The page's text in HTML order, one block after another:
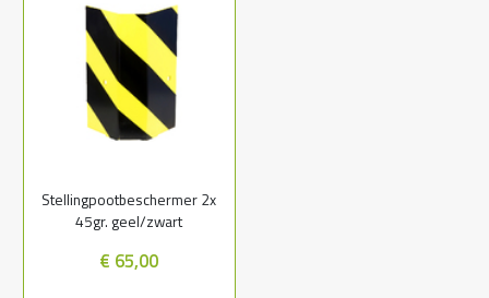
Stellingpootbeschermer 2x
45gr. geel/zwart
€ 65,00